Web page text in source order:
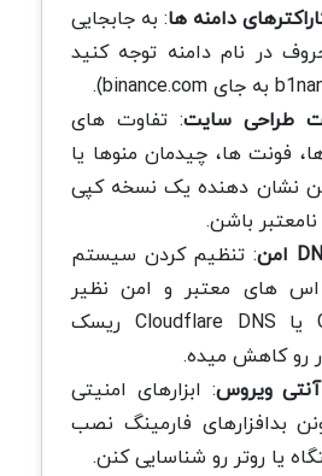
دامنه ها: به جابجایی
در نام دامنه توجه کنید
طراحی سایت: تفاوت های
فونت ها، چیدمان منوها یا
نشان دهنده یک نسخه کپی
باشن.
: تنظیم کردن سیستم
های معتبر و امن نظیر
Google DNS یا Cloudflare DNS ریسک
رو کاهش میده.
ویروس: ابزارهای امنیتی
بدافزارهای فارمینگ نصب
یا روتر رو شناسایی کنن.